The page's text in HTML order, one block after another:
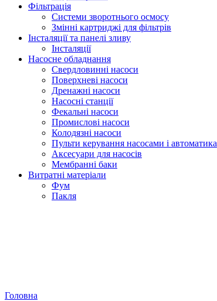
Фільтрація
Системи зворотнього осмосу
Змінні картриджі для фільтрів
Інсталяції та панелі зливу
Інсталяції
Насосне обладнання
Свердловинні насоси
Поверхневі насоси
Дренажні насоси
Насосні станції
Фекальні насоси
Промислові насоси
Колодязні насоси
Пульти керування насосами і автоматика
Аксесуари для насосів
Мембранні баки
Витратні матеріали
Фум
Пакля
Головна